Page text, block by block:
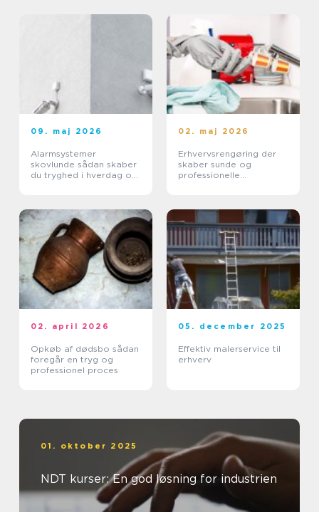
09. maj 2026
Alarmsystemer
skovlunde sådan skaber
du tryghed i hverdag og
02. maj 2026
Erhvervsrengøring der
skaber sunde og
professionelle
02. april 2026
Opkøb af dødsbo sådan
foregår en tryg og
professionel proces
05. december 2025
Effektiv malerservice til
erhverv
01. oktober 2025
NDT kurser: En god løsning for industrien